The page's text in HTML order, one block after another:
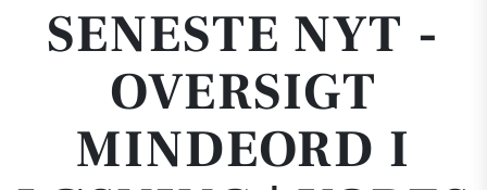
SENESTE NYT -
OVERSIGT
MINDEORD I